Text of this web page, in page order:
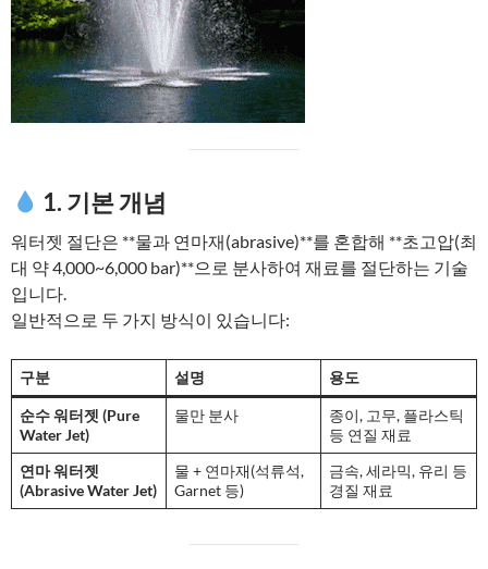
1. 기본 개념
워터젯 절단은 **물과 연마재(abrasive)**를 혼합해 **초고압(최
대 약 4,000~6,000 bar)**으로 분사하여 재료를 절단하는 기술
입니다.
일반적으로 두 가지 방식이 있습니다:
구분 설명 용도
순수 워터젯 (Pure
Water Jet)
물만 분사
종이, 고무, 플라스틱
등 연질 재료
연마 워터젯
(Abrasive Water Jet)
물 + 연마재(석류석,
Garnet 등)
금속, 세라믹, 유리 등
경질 재료